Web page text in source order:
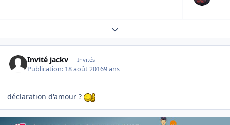
Expand topic overview
Invité jackv Invités
Publication: 18 août 20169 ans
déclaration d'amour ?